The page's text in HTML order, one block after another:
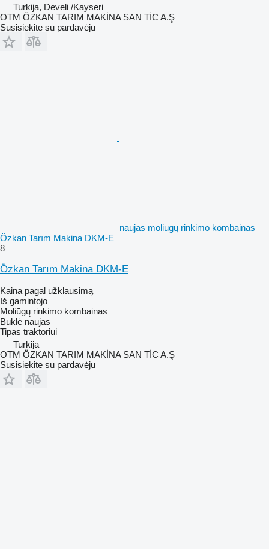
Turkija, Develi /Kayseri
OTM ÖZKAN TARIM MAKİNA SAN TİC A.Ş
Susisiekite su pardavėju
naujas moliūgų rinkimo kombainas
Özkan Tarım Makina DKM-E
8
Özkan Tarım Makina DKM-E
Kaina pagal užklausimą
Iš gamintojo
Moliūgų rinkimo kombainas
Būklė naujas
Tipas traktoriui
Turkija
OTM ÖZKAN TARIM MAKİNA SAN TİC A.Ş
Susisiekite su pardavėju